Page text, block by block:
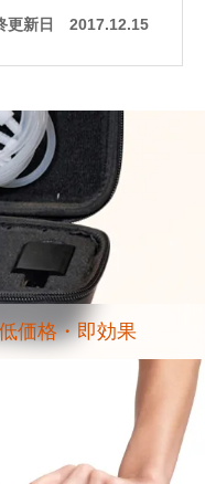
更新日 2017.12.15
価格・即効果